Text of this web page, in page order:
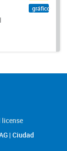
gráfico
| Ciudad